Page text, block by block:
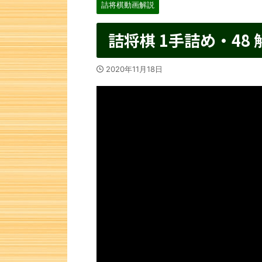
詰将棋動画解説
詰将棋 1手詰め・48
2020年11月18日